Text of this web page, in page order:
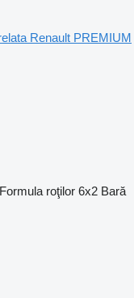
Renault PREMIUM
Formula roţilor 6x2 Bară